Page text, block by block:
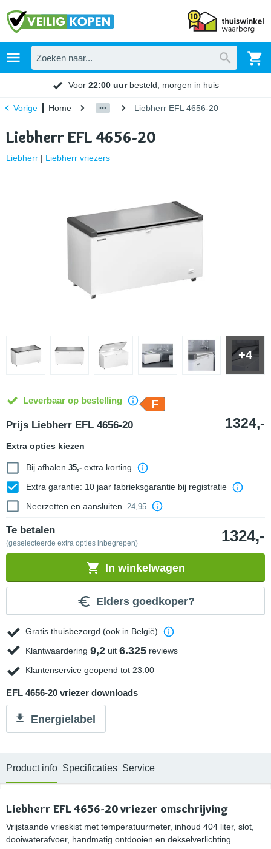
Voor 22:00 uurbesteld, morgen in huis
Vorige Home Liebherr EFL 4656-20
Liebherr EFL 4656-20
Liebherr | Liebherr vriezers
+4
Leverbaar op bestelling F
Prijs Liebherr EFL 4656-20 1324,-
Extra opties kiezen
Bij afhalen 35,-extra korting
Extra garantie: 10 jaar fabrieksgarantie bij registratie
Neerzetten en aansluiten
24,95
Te betalen
(geselecteerde extra opties inbegrepen) 1324,-
In winkelwagen
Elders goedkoper?
Gratis thuisbezorgd (ook in België)
Klantwaardering 9,2 uit 6.325 reviews
Klantenservice geopend tot 23:00
EFL 4656-20 vriezer downloads
Energielabel
Product info Specificaties Service
Liebherr EFL 4656-20 vriezer omschrijving
Vrijstaande vrieskist met temperatuurmeter, inhoud 404 liter, slot,
dooiwaterafvoer, handmatig ontdooien en dekselverlichting.